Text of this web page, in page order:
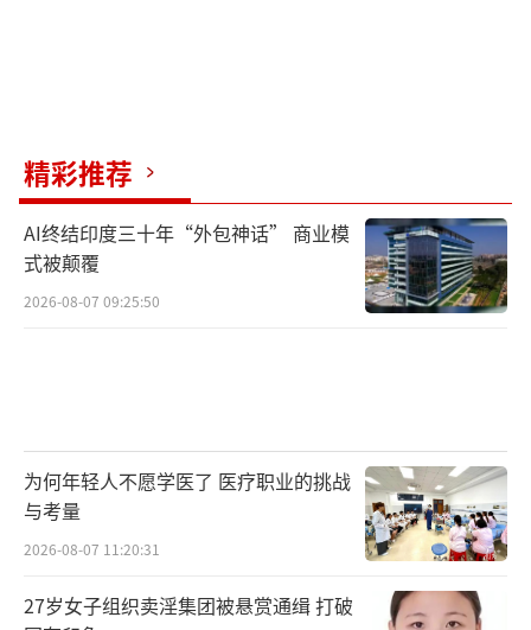
精彩推荐
AI终结印度三十年“外包神话” 商业模
式被颠覆
2026-08-07 09:25:50
为何年轻人不愿学医了 医疗职业的挑战
与考量
2026-08-07 11:20:31
27岁女子组织卖淫集团被悬赏通缉 打破